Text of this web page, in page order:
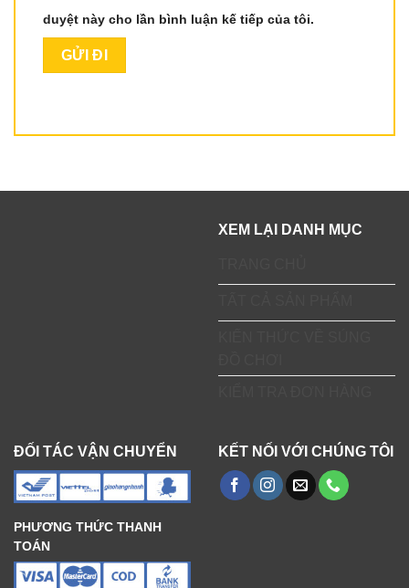
duyệt này cho lần bình luận kế tiếp của tôi.
XEM LẠI DANH MỤC
ĐỐI TÁC VẬN CHUYỂN
PHƯƠNG THỨC THANH
TOÁN
KẾT NỐI VỚI CHÚNG TÔI